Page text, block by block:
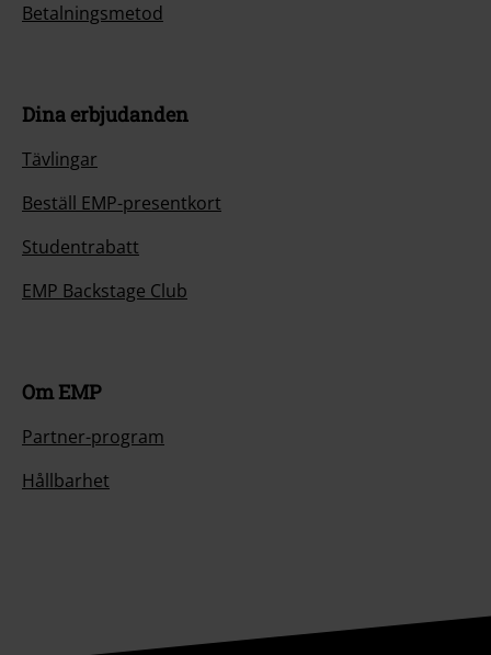
Betalningsmetod
Dina erbjudanden
Tävlingar
Beställ EMP-presentkort
Studentrabatt
EMP Backstage Club
Om EMP
Partner-program
Hållbarhet